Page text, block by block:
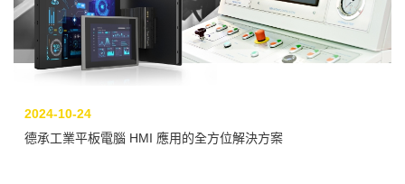
2024-10-24
德承工業平板電腦 HMI 應用的全方位解決方案